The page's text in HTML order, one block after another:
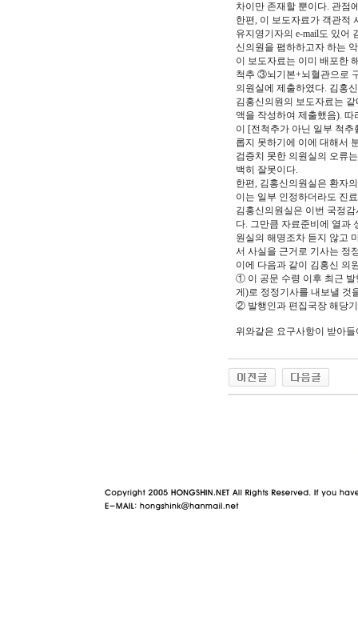
차이만 존재할 뿐이다. 관점
한편, 이 보도자료가 객관적
유지영기자의 e-mail도 있어
신의원을 폄하하고자 하는
이 보도자료는 이미 배포한
척추 ③뇌기본+뇌혈관으로
의원실에 제출하였다. 김홍
김홍신의원의 보도자료는
액을 작성하여 제출했음).
이 [전척추가 아닌 일부 척
롭지 못하기에 이에 대해서
검증치 못한 의원실의 오류
백히 잘못이다.
한편, 김홍신의원실은 환자
이는 일부 인정하더라도 진
김홍신의원실은 이번 국정
다. 그만큼 자료준비에 열과
원실의 해명조차 듣지 않고
서 사실을 근거로 기사는 정
이에 다음과 같이 김홍신 의
① 이 공문 수령 이후 최근 발
게)로 정정기사를 내보낼 것
② 발행인과 편집국장 해당
위와같은 요구사항이 받아